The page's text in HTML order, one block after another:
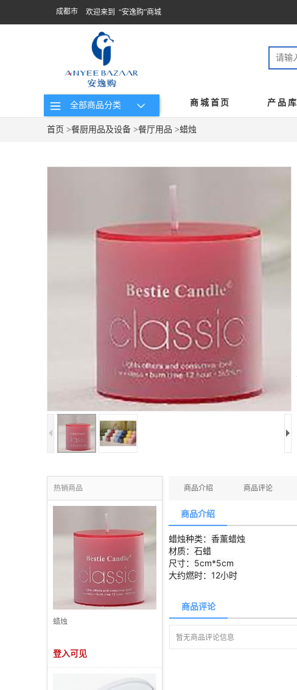
成都市 欢迎来到 “安逸购”商城
全部商品分类 商城首页 产品库
首页 >餐厨用品及设备 >餐厅用品 >蜡烛
热销商品
蜡烛
登入可见
商品介绍 商品评论
商品介绍
蜡烛种类：香薰蜡烛
材质：石蜡
尺寸：5cm*5cm
大约燃时：12小时
商品评论
暂无商品评论信息